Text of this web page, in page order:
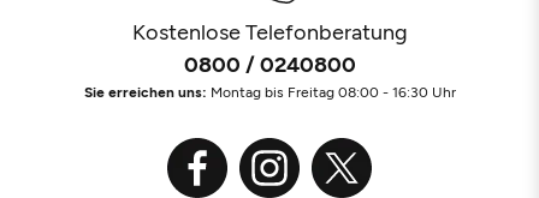
Kostenlose Telefonberatung
0800 / 0240800
Sie erreichen uns: Montag bis Freitag 08:00 - 16:30 Uhr